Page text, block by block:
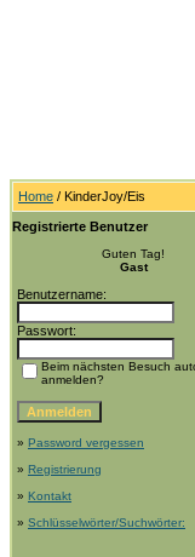
Home / KinderJoy/Eis
Registrierte Benutzer
Guten Tag!
Gast
Benutzername:
Passwort:
Beim nächsten Besuch
anmelden?
» Password vergessen
» Registrierung
» Kontakt
» Schlüsselwörter/Suchwörter: